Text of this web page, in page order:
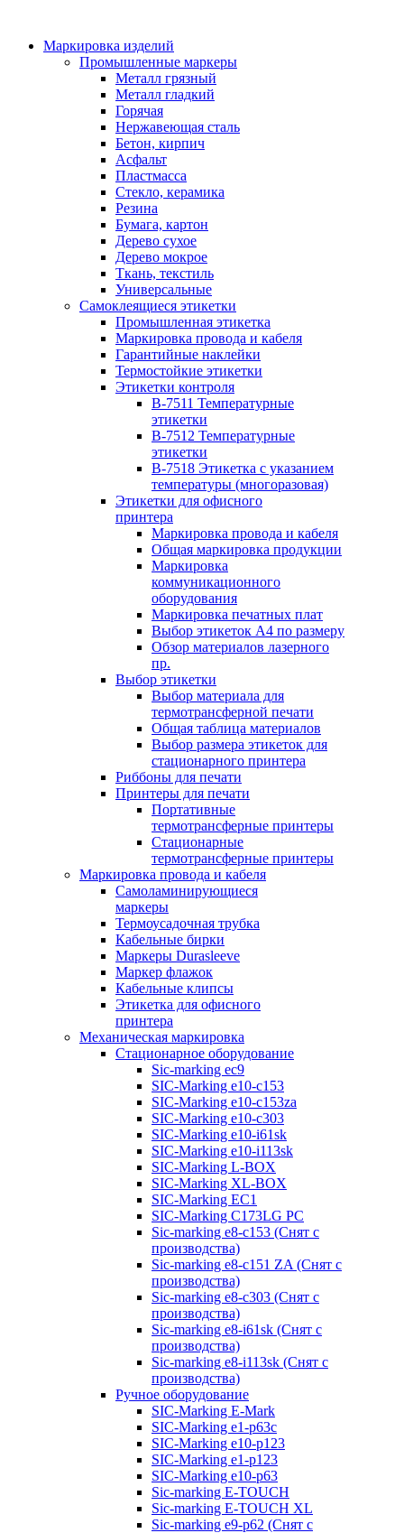
Маркировка изделий
Промышленные маркеры
Металл грязный
Металл гладкий
Горячая
Нержавеющая сталь
Бетон, кирпич
Асфальт
Пластмасса
Стекло, керамика
Резина
Бумага, картон
Дерево сухое
Дерево мокрое
Ткань, текстиль
Универсальные
Самоклеящиеся этикетки
Промышленная этикетка
Маркировка провода и кабеля
Гарантийные наклейки
Термостойкие этикетки
Этикетки контроля
B-7511 Температурные
этикетки
B-7512 Температурные
этикетки
B-7518 Этикетка с указанием
температуры (многоразовая)
Этикетки для офисного
принтера
Маркировка провода и кабеля
Общая маркировка продукции
Маркировка
коммуникационного
оборудования
Маркировка печатных плат
Выбор этикеток А4 по размеру
Обзор материалов лазерного
пр.
Выбор этикетки
Выбор материала для
термотрансферной печати
Общая таблица материалов
Выбор размера этикеток для
стационарного принтера
Риббоны для печати
Принтеры для печати
Портативные
термотрансферные принтеры
Стационарные
термотрансферные принтеры
Маркировка провода и кабеля
Самоламинирующиеся
маркеры
Термоусадочная трубка
Кабельные бирки
Маркеры Durasleeve
Маркер флажок
Кабельные клипсы
Этикетка для офисного
принтера
Механическая маркировка
Стационарное оборудование
Sic-marking ec9
SIC-Marking e10-c153
SIC-Marking e10-c153za
SIC-Marking e10-c303
SIC-Marking e10-i61sk
SIC-Marking e10-i113sk
SIC-Marking L-BOX
SIC-Marking XL-BOX
SIC-Marking EC1
SIC-Marking C173LG PC
Sic-marking e8-c153 (Снят с
производства)
Sic-marking e8-c151 ZA (Снят с
производства)
Sic-marking e8-c303 (Снят с
производства)
Sic-marking e8-i61sk (Снят с
производства)
Sic-marking e8-i113sk (Снят с
производства)
Ручное оборудование
SIC-Marking E-Mark
SIC-Marking e1-p63с
SIC-Marking e10-p123
SIC-Marking e1-p123
SIC-Marking e10-p63
Sic-marking E-TOUCH
Sic-marking E-TOUCH XL
Sic-marking e9-p62 (Снят с